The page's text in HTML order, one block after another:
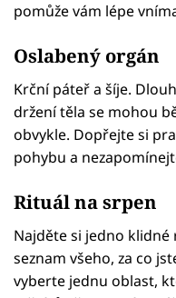
pomůže vám lépe
Oslabený orgán
Krční páteř a šíje.
držení těla se mohou
obvykle. Dopřejte si
pohybu a
Rituál na srpen
Najděte si jedno klidné
seznam všeho, za co
vyberte jednu oblast,